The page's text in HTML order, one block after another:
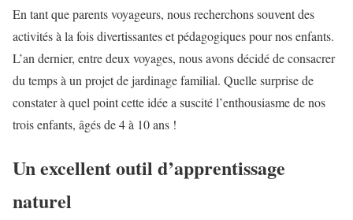
En tant que parents voyageurs, nous recherchons souvent des
activités à la fois divertissantes et pédagogiques pour nos enfants.
L’an dernier, entre deux voyages, nous avons décidé de consacrer
du temps à un projet de jardinage familial. Quelle surprise de
constater à quel point cette idée a suscité l’enthousiasme de nos
trois enfants, âgés de 4 à 10 ans !
Un excellent outil d’apprentissage
naturel